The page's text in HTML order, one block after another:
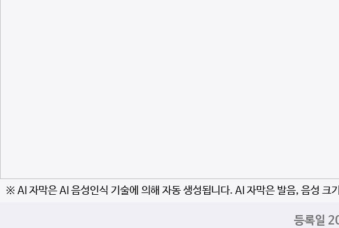
※ AI 자막은 AI 음성인식 기술에 의해 자동 생성됩니다. AI 자막은 발음, 음성 크
등록일